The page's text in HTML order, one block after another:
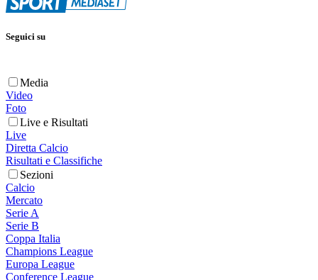
Seguici su
Media
Video
Foto
Live e Risultati
Live
Diretta Calcio
Risultati e Classifiche
Sezioni
Calcio
Mercato
Serie A
Serie B
Coppa Italia
Champions League
Europa League
Conference League